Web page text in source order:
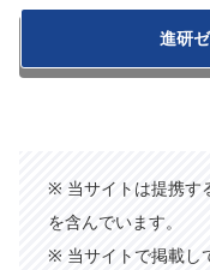
進研
※ 当サイトは提携す
を含んでいます。
※ 当サイトで掲載し